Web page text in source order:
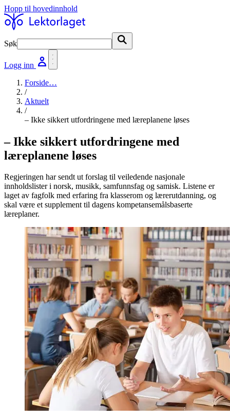
Hopp til hovedinnhold
Søk
Logg inn
Forside…
/
Aktuelt
/
– Ikke sikkert utfordringene med læreplanene løses
– Ikke sikkert utfordringene med
læreplanene løses
Regjeringen har sendt ut forslag til veiledende nasjonale
innholdslister i norsk, musikk, samfunnsfag og samisk. Listene er
laget av fagfolk med erfaring fra klasserom og lærerutdanning, og
skal være et supplement til dagens kompetansemålsbaserte
læreplaner.